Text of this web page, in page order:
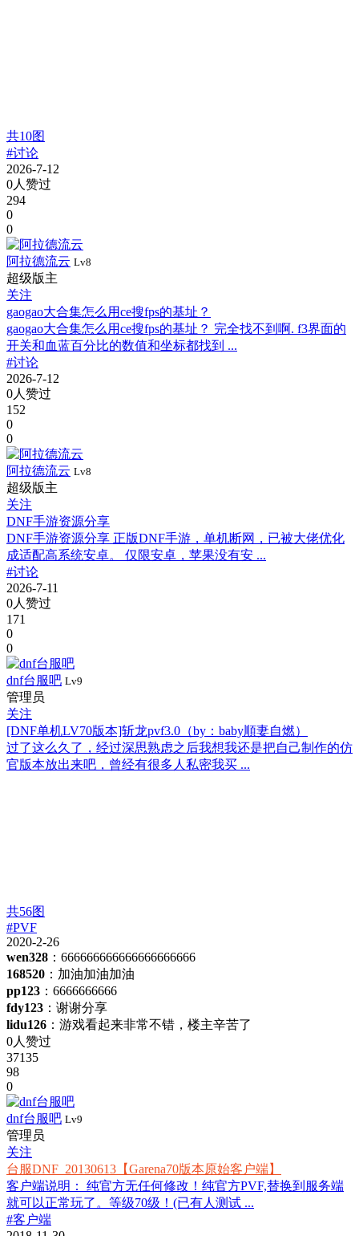
共10图
#讨论
2026-7-12
0人赞过
294
0
0
阿拉德流云 Lv8
超级版主
关注
gaogao大合集怎么用ce搜fps的基址？
gaogao大合集怎么用ce搜fps的基址？ 完全找不到啊. f3界面的
开关和血蓝百分比的数值和坐标都找到 ...
#讨论
2026-7-12
0人赞过
152
0
0
阿拉德流云 Lv8
超级版主
关注
DNF手游资源分享
DNF手游资源分享 正版DNF手游，单机断网，已被大佬优化
成适配高系统安卓。 仅限安卓，苹果没有安 ...
#讨论
2026-7-11
0人赞过
171
0
0
dnf台服吧 Lv9
管理员
关注
[DNF单机LV70版本]斩龙pvf3.0（by：baby順妻自燃）
过了这么久了，经过深思熟虑之后我想我还是把自己制作的仿
官版本放出来吧，曾经有很多人私密我买 ...
共56图
#PVF
2020-2-26
wen328 ：666666666666666666666
168520 ：加油加油加油
pp123 ：6666666666
fdy123 ：谢谢分享
lidu126 ：游戏看起来非常不错，楼主辛苦了
0人赞过
37135
98
0
dnf台服吧 Lv9
管理员
关注
台服DNF_20130613【Garena70版本原始客户端】
客户端说明： 纯官方无任何修改！纯官方PVF,替换到服务端
就可以正常玩了。等级70级！(已有人测试 ...
#客户端